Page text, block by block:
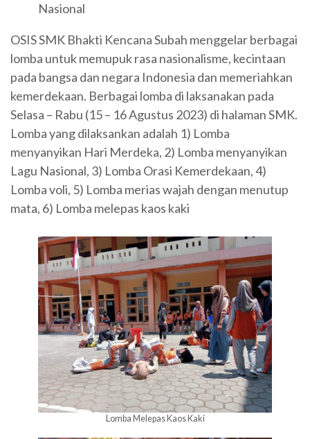
Nasional
OSIS SMK Bhakti Kencana Subah menggelar berbagai
lomba untuk memupuk rasa nasionalisme, kecintaan
pada bangsa dan negara Indonesia dan memeriahkan
kemerdekaan. Berbagai lomba di laksanakan pada
Selasa – Rabu (15 – 16 Agustus 2023) di halaman SMK.
Lomba yang dilaksankan adalah 1) Lomba
menyanyikan Hari Merdeka, 2) Lomba menyanyikan
Lagu Nasional, 3) Lomba Orasi Kemerdekaan, 4)
Lomba voli, 5) Lomba merias wajah dengan menutup
mata, 6) Lomba melepas kaos kaki
Lomba Melepas Kaos Kaki